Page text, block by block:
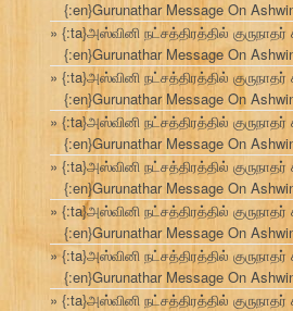
{:en}Gurunathar Message On
{:ta}அஸ்வினி நட்சத்திரத்தில்
{:en}Gurunathar Message On
{:ta}அஸ்வினி நட்சத்திரத்தில்
{:en}Gurunathar Message On
{:ta}அஸ்வினி நட்சத்திரத்தில்
{:en}Gurunathar Message On
{:ta}அஸ்வினி நட்சத்திரத்தில்
{:en}Gurunathar Message On
{:ta}அஸ்வினி நட்சத்திரத்தில்
{:en}Gurunathar Message On
{:ta}அஸ்வினி நட்சத்திரத்தில்
{:en}Gurunathar Message On
{:ta}அஸ்வினி நட்சத்திரத்தில்